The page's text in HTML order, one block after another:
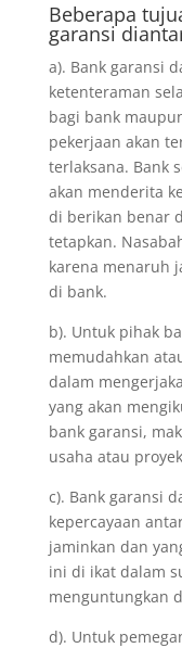
Beberapa
garansi
a). Bank garansi
ketenteraman
bagi bank
pekerjaan akan
terlaksana. Bank
akan menderita
di berikan benar
tetapkan.
karena menaruh
di bank.
b). Untuk pihak
memudahkan
dalam
yang akan
bank garansi,
usaha atau
c). Bank garansi
kepercayaan
jaminkan dan
ini di ikat dalam
menguntungkan
d). Untuk